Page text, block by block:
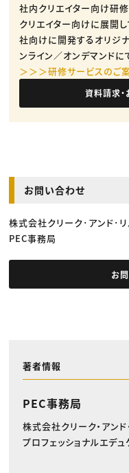
社内クリエイター向け研
クリエイター向けに展開
社向けに開発するオリジ
ンライン／オンデマンドに
＞＞＞研修サービスのご
資料請求
お問い合わせ
株式会社クリーク･アンド･
PEC事務局
お
著者情報
PEC事務局
株式会社クリーク・アンド
プロフェッショナルエデ